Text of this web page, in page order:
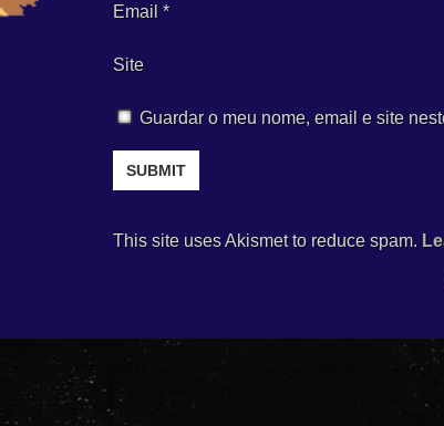
Email *
Site
Guardar o meu nome, email e site
This site uses Akismet to reduce spam.